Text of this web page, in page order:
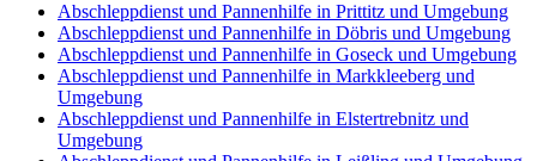
Abschleppdienst und Pannenhilfe in Prittitz und Umgebung
Abschleppdienst und Pannenhilfe in Döbris und Umgebung
Abschleppdienst und Pannenhilfe in Goseck und Umgebung
Abschleppdienst und Pannenhilfe in Markkleeberg und
Umgebung
Abschleppdienst und Pannenhilfe in Elstertrebnitz und
Umgebung